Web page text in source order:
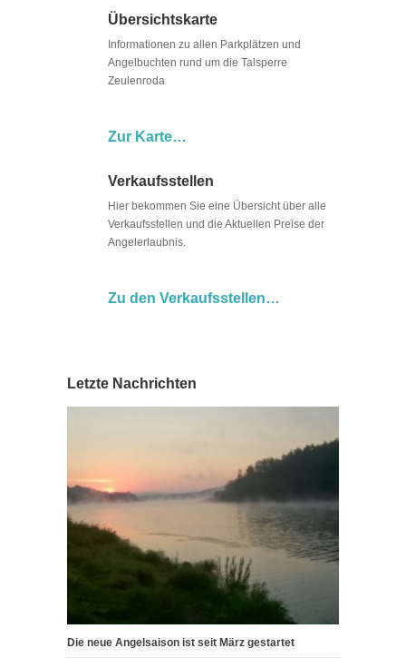
Übersichtskarte
Informationen zu allen Parkplätzen und
Angelbuchten rund um die Talsperre
Zeulenroda
Zur Karte…
Verkaufsstellen
Hier bekommen Sie eine Übersicht über alle
Verkaufsstellen und die Aktuellen Preise der
Angelerlaubnis.
Zu den Verkaufsstellen…
Letzte Nachrichten
Die neue Angelsaison ist seit März gestartet